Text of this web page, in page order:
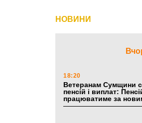
НОВИНИ
18:20
Ветеранам Сумщини
пенсій і виплат:
працюватиме за